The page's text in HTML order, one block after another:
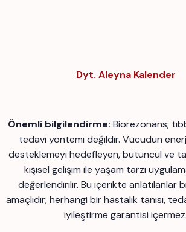
Dyt. Aleyna Kalender
Önemli bilgilendirme: Biorezonans;
tedavi yöntemi değildir. Vücudun
desteklemeyi hedefleyen, bütüncül ve
kişisel gelişim ile yaşam tarzı
değerlendirilir. Bu içerikte anlatılanlar
amaçlıdır; herhangi bir hastalık tanısı,
iyileştirme garantisi içermez.